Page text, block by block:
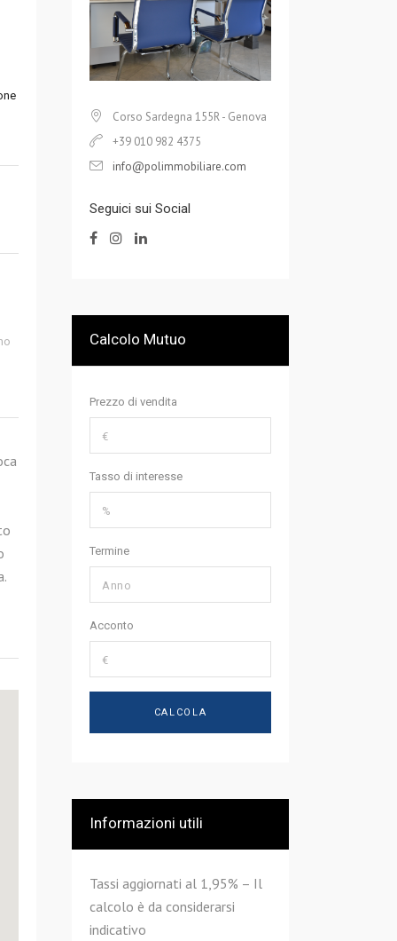
Corso Sardegna 155R - Genova
+39 010 982 4375
info@polimmobiliare.com
Seguici sui Social
Calcolo Mutuo
Prezzo di vendita
Tasso di interesse
Termine
Acconto
Informazioni utili
Tassi aggiornati al 1,95% – Il
calcolo è da considerarsi
indicativo